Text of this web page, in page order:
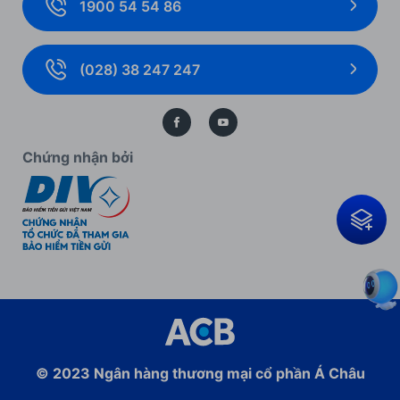
Giải pháp thanh toán
Thẻ doanh nghiệp
Bảo lãnh
Biểu mẫu, biểu phí cá nhân
Biểu mẫu, biểu phí doanh nghiệp
Kiến thức ngân hàng
Bảo vệ dữ liệu cá nhân
1900 54 54 86
(028) 38 247 247
Chứng nhận bởi
© 2023 Ngân hàng thương mại cổ phần Á Châu